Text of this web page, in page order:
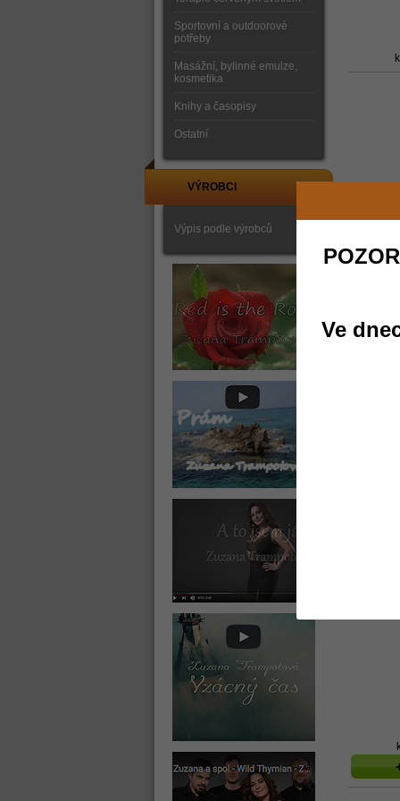
Sportovní a outdoorové
potřeby
Masážní, bylinné emulze,
kosmetika
Knihy a časopisy
Ostatní
VÝROBCI
Výpis podle výrobců
Ve